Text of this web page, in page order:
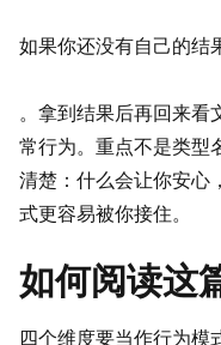
如果你还没有自己的结
。拿到结果后再回来看
常行为。重点不是类型
清楚：什么会让你安心
式更容易被你接住。
如何阅读这
四个维度要当作行为模